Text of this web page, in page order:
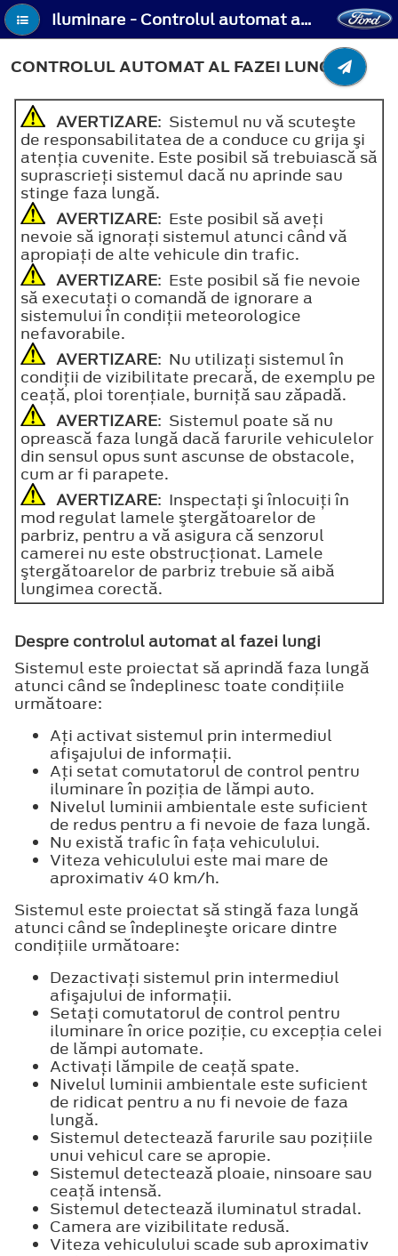
Iluminare - Controlul automat al fazei lungi
CONTROLUL AUTOMAT AL FAZEI LUNGI
AVERTIZARE: Sistemul nu vă scuteşte
de responsabilitatea de a conduce cu grija şi
atenţia cuvenite. Este posibil să trebuiască să
suprascrieţi sistemul dacă nu aprinde sau
stinge faza lungă.
AVERTIZARE: Este posibil să aveţi
nevoie să ignoraţi sistemul atunci când vă
apropiaţi de alte vehicule din trafic.
AVERTIZARE: Este posibil să fie nevoie
să executaţi o comandă de ignorare a
sistemului în condiţii meteorologice
nefavorabile.
AVERTIZARE: Nu utilizaţi sistemul în
condiţii de vizibilitate precară, de exemplu pe
ceaţă, ploi torenţiale, burniţă sau zăpadă.
AVERTIZARE: Sistemul poate să nu
oprească faza lungă dacă farurile vehiculelor
din sensul opus sunt ascunse de obstacole,
cum ar fi parapete.
AVERTIZARE: Inspectaţi şi înlocuiţi în
mod regulat lamele ştergătoarelor de
parbriz, pentru a vă asigura că senzorul
camerei nu este obstrucţionat. Lamele
ştergătoarelor de parbriz trebuie să aibă
lungimea corectă.
Despre controlul automat al fazei lungi
Sistemul este proiectat să aprindă faza lungă
atunci când se îndeplinesc toate condiţiile
următoare:
Aţi activat sistemul prin intermediul
afişajului de informaţii.
Aţi setat comutatorul de control pentru
iluminare în poziţia de lămpi auto.
Nivelul luminii ambientale este suficient
de redus pentru a fi nevoie de faza lungă.
Nu există trafic în faţa vehiculului.
Viteza vehiculului este mai mare de
aproximativ 40 km/h.
Sistemul este proiectat să stingă faza lungă
atunci când se îndeplineşte oricare dintre
condiţiile următoare:
Dezactivaţi sistemul prin intermediul
afişajului de informaţii.
Setaţi comutatorul de control pentru
iluminare în orice poziţie, cu excepţia celei
de lămpi automate.
Activaţi lămpile de ceaţă spate.
Nivelul luminii ambientale este suficient
de ridicat pentru a nu fi nevoie de faza
lungă.
Sistemul detectează farurile sau poziţiile
unui vehicul care se apropie.
Sistemul detectează ploaie, ninsoare sau
ceaţă intensă.
Sistemul detectează iluminatul stradal.
Camera are vizibilitate redusă.
Viteza vehiculului scade sub aproximativ